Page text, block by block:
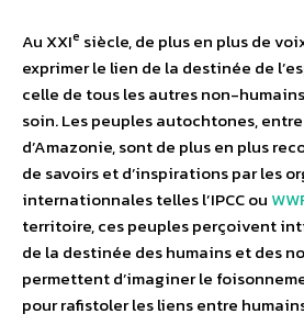
Au XXIe siècle, de plus en plus de
exprimer le lien de la destinée de
celle de tous les autres non-
soin. Les peuples autochtones,
d’Amazonie, sont de plus en plus
de savoirs et d’inspirations par les
internationnales telles l’IPCC ou
territoire, ces peuples perçoivent
de la destinée des humains et des
permettent d’imaginer le
pour rafistoler les liens entre